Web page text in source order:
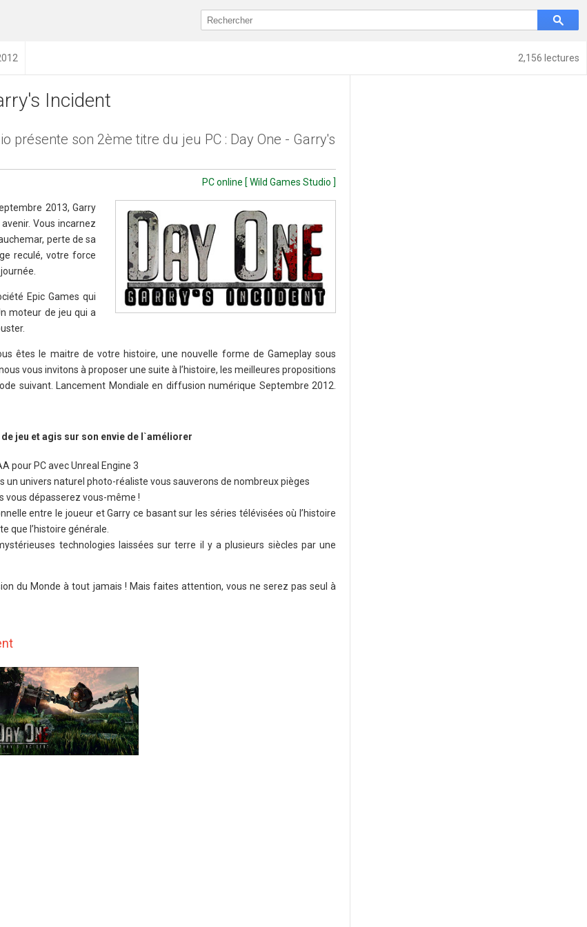
2,156 lectures
Incident
présente son 2ème titre du jeu PC : Day One - Garry's
PC online [ Wild Games Studio ]
2013, Garry
Vous incarnez
perte de sa
reculé, votre force
Epic Games qui
moteur de jeu qui a
êtes le maitre de votre histoire, une nouvelle forme de Gameplay sous
vous invitons à proposer une suite à l’histoire, les meilleures propositions
suivant. Lancement Mondiale en diffusion numérique Septembre 2012.
jeu et agis sur son envie de l`améliorer
pour PC avec Unreal Engine 3
univers naturel photo-réaliste vous sauverons de nombreux pièges
vous dépasserez vous-même !
entre le joueur et Garry ce basant sur les séries télévisées où l’histoire
que l’histoire générale.
technologies laissées sur terre il y a plusieurs siècles par une
du Monde à tout jamais ! Mais faites attention, vous ne serez pas seul à